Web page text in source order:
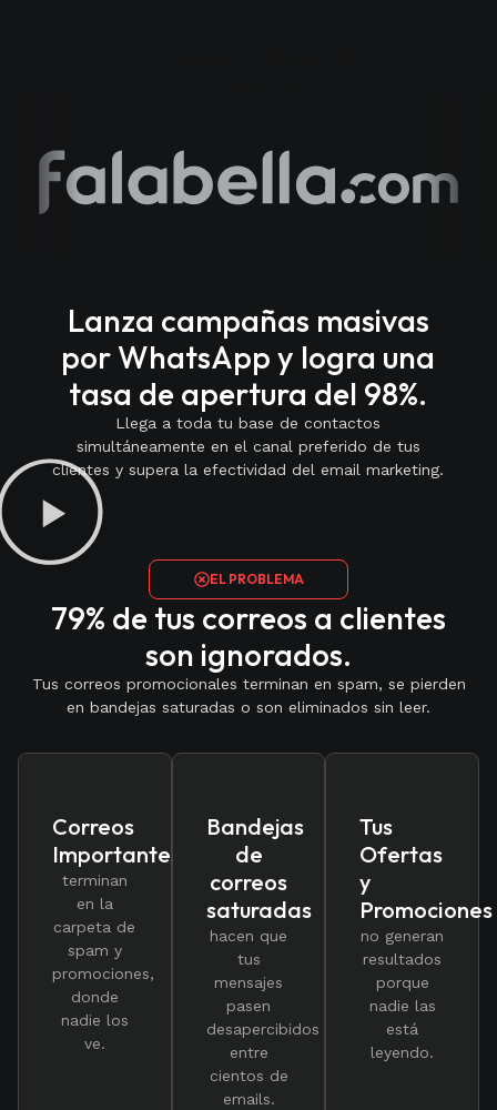
Lanza campañas masivas
por WhatsApp y logra una
tasa de apertura del 98%.
Llega a toda tu base de contactos
simultáneamente en el canal preferido de tus
clientes y supera la efectividad del email marketing.
EL PROBLEMA
79% de tus correos a clientes
son ignorados.
Tus correos promocionales terminan en spam, se pierden
en bandejas saturadas o son eliminados sin leer.
Correos
Importantes
terminan
en la
carpeta de
spam y
promociones,
donde
nadie los
ve.
Bandejas
de
correos
saturadas
hacen que
tus
mensajes
pasen
desapercibidos
entre
cientos de
emails.
Tus
Ofertas
y
Promociones
no generan
resultados
porque
nadie las
está
leyendo.